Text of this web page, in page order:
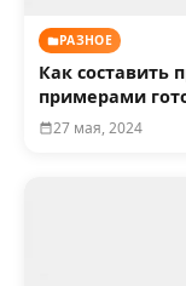
РАЗНОЕ
Как составить
примерами
27 мая, 2024